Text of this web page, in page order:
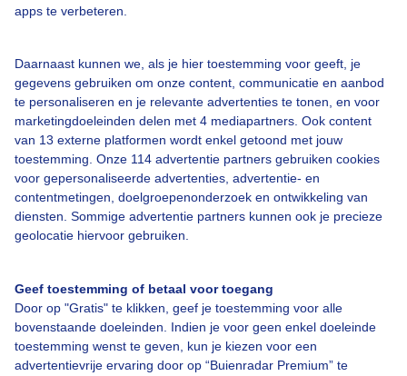
apps te verbeteren.
Daarnaast kunnen we, als je hier toestemming voor geeft, je
gegevens gebruiken om onze content, communicatie en aanbod
te personaliseren en je relevante advertenties te tonen, en voor
marketingdoeleinden delen met 4 mediapartners. Ook content
van 13 externe platformen wordt enkel getoond met jouw
toestemming. Onze 114 advertentie partners gebruiken cookies
voor gepersonaliseerde advertenties, advertentie- en
contentmetingen, doelgroepenonderzoek en ontwikkeling van
diensten. Sommige advertentie partners kunnen ook je precieze
geolocatie hiervoor gebruiken.
Geef toestemming of betaal voor toegang
Door op "Gratis" te klikken, geef je toestemming voor alle
bovenstaande doeleinden. Indien je voor geen enkel doeleinde
toestemming wenst te geven, kun je kiezen voor een
advertentievrije ervaring door op “Buienradar Premium” te
Een moment geduld aub...
Bedrijfsgegevens
Veelgestelde vragen
Contact